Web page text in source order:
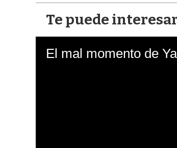
Te puede